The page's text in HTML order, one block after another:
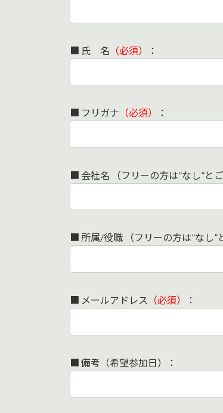
■ 氏 名 （必須） ：
■ フリガナ （必須） ：
■ 会社名 （フリーの方は”なし”と
■ 所属/役職 （フリーの方は”なし”
■ メールアドレス （必須） ：
■ 備考（希望参加日）：